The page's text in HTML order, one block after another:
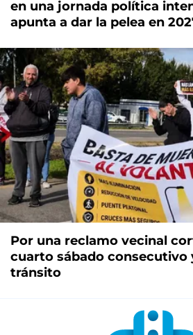
en una jornada política
apunta a dar la pelea en
Por una reclamo vecinal
cuarto sábado consecutivo
tránsito